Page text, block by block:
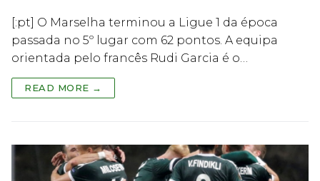
[:pt] O Marselha terminou a Ligue 1 da época
passada no 5º lugar com 62 pontos. A equipa
orientada pelo francês Rudi Garcia é o…
READ MORE →